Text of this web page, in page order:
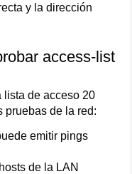
y la dirección
access-list
lista de acceso 20
pruebas de la red:
emitir pings
de la LAN